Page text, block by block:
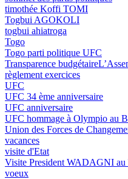
timothée Koffi TOMI
Togbui AGOKOLI
togbui ahiatroga
Togo
Togo parti politique UFC
Transparence
règlement exercices
UFC
UFC 34 ème anniversaire
UFC anniversaire
UFC hommage à Olympio au
Union des Forces de
vacances
visite d'Etat
Visite President WADAGNI au
voeux